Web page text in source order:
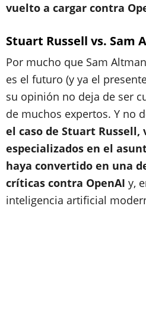
vuelto a cargar contra
Stuart Russell vs. Sam
Por mucho que Sam
es el futuro (y ya el
su opinión no deja de ser
de muchos expertos. Y no
el caso de Stuart Russell,
especializados en el
haya convertido en una
críticas contra OpenAI y,
inteligencia artificial